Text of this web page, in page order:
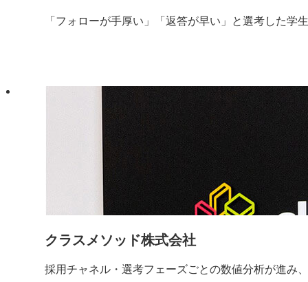
「フォローが手厚い」「返答が早い」と選考した学
クラスメソッド株式会社
採用チャネル・選考フェーズごとの数値分析が進み